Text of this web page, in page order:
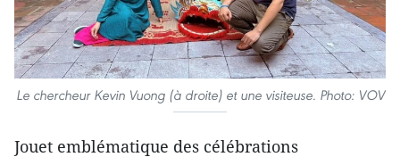
Le chercheur Kevin Vuong (à droite) et une visiteuse. Photo: VOV
Jouet emblématique des célébrations